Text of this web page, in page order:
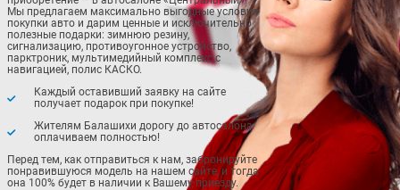
Мы предлагаем максимально выгодные условия
покупки авто и дарим ценные и исключительно
полезные подарки: зимнюю резину,
сигнализацию, противоугонное устройство,
парктроник, мультимедийный комплекс с
навигацией, полис КАСКО.
Каждый оставивший заявку на сайте
получает подарок при покупке!
Жителям Балашихи дорогу до автосалона
оплачиваем полностью!
Перед тем, как отправиться к нам, забронируйте
понравившуюся модель на нашем сайте, и тогда
она 100% будет в наличии к Вашему приезду.